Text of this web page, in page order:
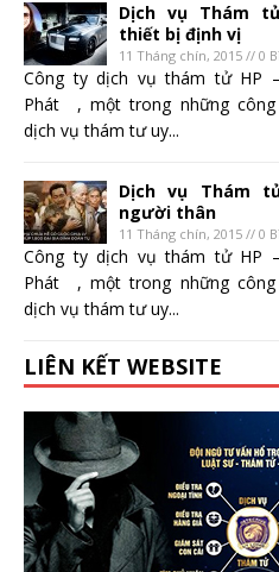
Dịch vụ Thám
thiết bị định vị
11 Tháng chín, 2015 // 0
Công ty dịch vụ thám tử HP
Phát , một trong những công
dịch vụ thám tư uy...
Dịch vụ Thám
người thân
11 Tháng chín, 2015 // 0
Công ty dịch vụ thám tử HP
Phát , một trong những công
dịch vụ thám tư uy...
LIÊN KẾT WEBSITE